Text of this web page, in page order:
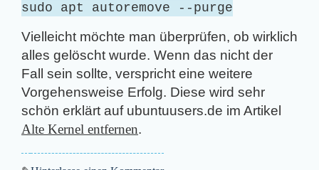
sudo apt autoremove --purge
Vielleicht möchte man überprüfen, ob wirklich
alles gelöscht wurde. Wenn das nicht der
Fall sein sollte, verspricht eine weitere
Vorgehensweise Erfolg. Diese wird sehr
schön erklärt auf ubuntuusers.de im Artikel
Alte Kernel entfernen.